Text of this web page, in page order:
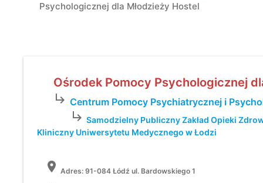
Psychologicznej dla Młodzieży Hostel
Ośrodek Pomocy Psychologicznej
subdirectory_arrow_right Centrum Pomocy Psychiatrycznej i
subdirectory_arrow_right Samodzielny Publiczny Zakład Opieki
Kliniczny Uniwersytetu Medycznego w Łodzi
location_on Adres:91-084 Łódź ul. Bardowskiego 1